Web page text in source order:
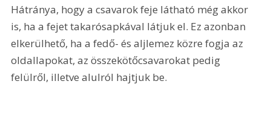
Hátránya, hogy a csavarok feje látható még akkor
is, ha a fejet takarósapkával látjuk el. Ez azonban
elkerülhető, ha a fedő- és aljlemez közre fogja az
oldallapokat, az összekötőcsavarokat pedig
felülről, illetve alulról hajtjuk be.